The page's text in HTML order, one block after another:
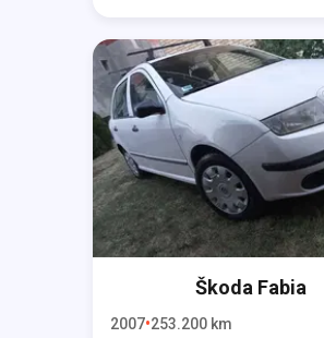
Škoda Fabia
2007 253.200 km